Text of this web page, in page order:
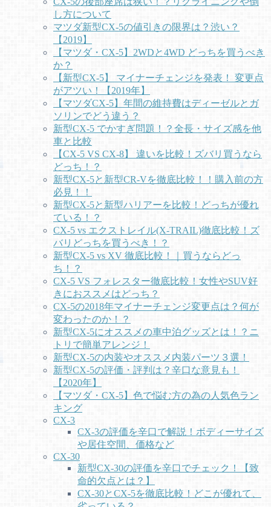
し方について
マツダ新型CX-5の値引きの限界は？渋い？
【2019】
【マツダ・CX-5】2WDと4WD どっちを買うべき
か？
【新型CX-5】 マイナーチェンジを発表！ 変更点
がアツい！【2019年】
【マツダCX-5】年間の維持費はディーゼルとガ
ソリンでどう違う？
新型CX-5 でかすぎ問題！？全長・サイズ感を他
車と比較
【CX-5 VS CX-8】 違いを比較！ズバリ買うなら
どっち！？
新型CX-5と新型CR-Vを徹底比較！！購入前の方
必見！！
新型CX-5と新型ハリアーを比較！どっちが優れ
ている！？
CX-5 vs エクストレイル(X-TRAIL)徹底比較！ズ
バリどっちを買うべき！？
新型CX-5 vs XV 徹底比較！｜買うならどっ
ち！？
CX-5 VS フォレスター徹底比較！女性やSUV好
きにおススメはどっち？
CX-5の2018年マイナーチェンジ変更点は？何が
変わったのか！？
新型CX-5にオススメの車中泊グッズとは！？ニ
トリで簡単アレンジ！
新型CX-5の内装やオススメ内装パーツ３選！
新型CX-5の評価・評判は？辛口な意見も！
【2020年】
【マツダ・CX-5】色で悩む方の為の人気色ラン
キング
CX-3
CX-3の評価を辛口で解説！ボディーサイズ
や居住空間、価格など
CX-30
新型CX-30の評価を辛口でチェック！【致
命的欠点とは？】
CX-30とCX-5を徹底比較！どこが優れて、